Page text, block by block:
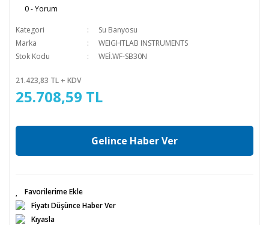
0 - Yorum
Kategori
Su Banyosu
Marka
WEIGHTLAB INSTRUMENTS
Stok Kodu
WEİ.WF-SB30N
21.423,83 TL + KDV
25.708,59 TL
Gelince Haber Ver
Fiyatı Düşünce Haber Ver
Kıyasla